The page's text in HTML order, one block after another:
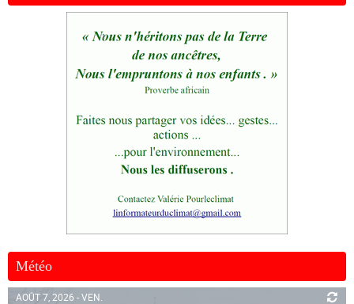
Météo
AOÛT 7, 2026 - VEN.